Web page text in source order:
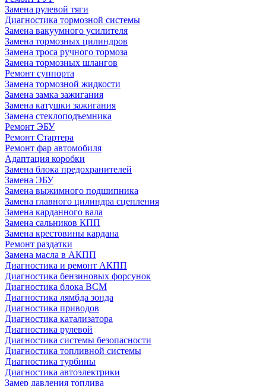
Замена рулевой тяги
Диагностика тормозной системы
Замена вакуумного усилителя
Замена тормозных цилиндров
Замена троса ручного тормоза
Замена тормозных шлангов
Ремонт суппорта
Замена тормозной жидкости
Замена замка зажигания
Замена катушки зажигания
Замена стеклоподъемника
Ремонт ЭБУ
Ремонт Стартера
Ремонт фар автомобиля
Адаптация коробки
Замена блока предохранителей
Замена ЭБУ
Замена выжимного подшипника
Замена главного цилиндра сцепления
Замена карданного вала
Замена сальников КПП
Замена крестовины кардана
Ремонт раздатки
Замена масла в АКПП
Диагностика и ремонт АКПП
Диагностика бензиновых форсунок
Диагностика блока BCM
Диагностика лямбда зонда
Диагностика приводов
Диагностика катализатора
Диагностика рулевой
Диагностика системы безопасности
Диагностика топливной системы
Диагностика турбины
Диагностика автоэлектрики
Замер давления топлива